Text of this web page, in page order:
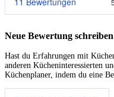
Neue Bewertung schreiben
Hast du Erfahrungen mit
anderen Kücheninteressierten
Küchenplaner, indem du eine